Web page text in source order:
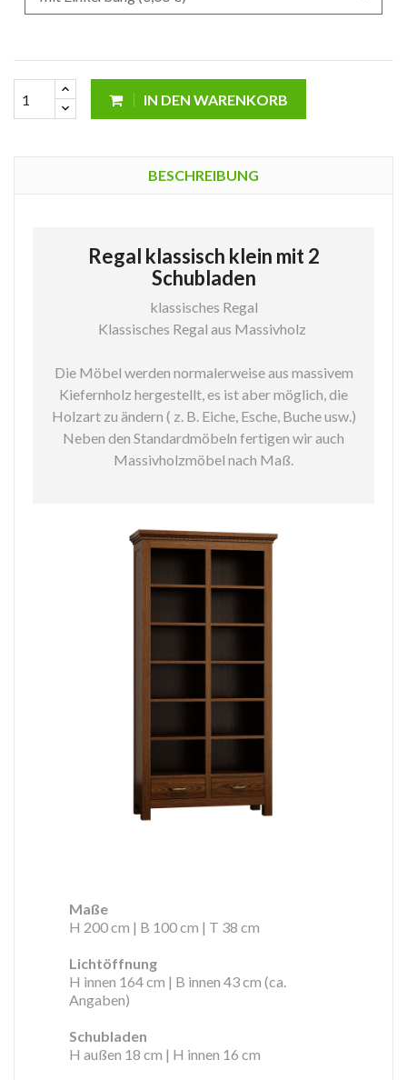
IN DEN WARENKORB
BESCHREIBUNG
Regal klassisch klein mit 2
Schubladen
klassisches Regal
Klassisches Regal aus Massivholz
Die Möbel werden normalerweise aus massivem
Kiefernholz hergestellt, es ist aber möglich, die
Holzart zu ändern ( z. B. Eiche, Esche, Buche usw.)
Neben den Standardmöbeln fertigen wir auch
Massivholzmöbel nach Maß.
Maße
H 200 cm | B 100 cm | T 38 cm
Lichtöffnung
H innen 164 cm | B innen 43 cm (ca.
Angaben)
Schubladen
H außen 18 cm | H innen 16 cm